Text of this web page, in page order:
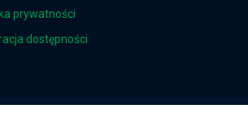
prywatności
dostępności